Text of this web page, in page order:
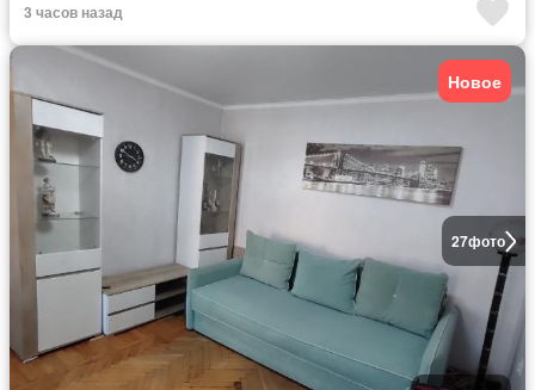
3 часов назад
27фото
Новое